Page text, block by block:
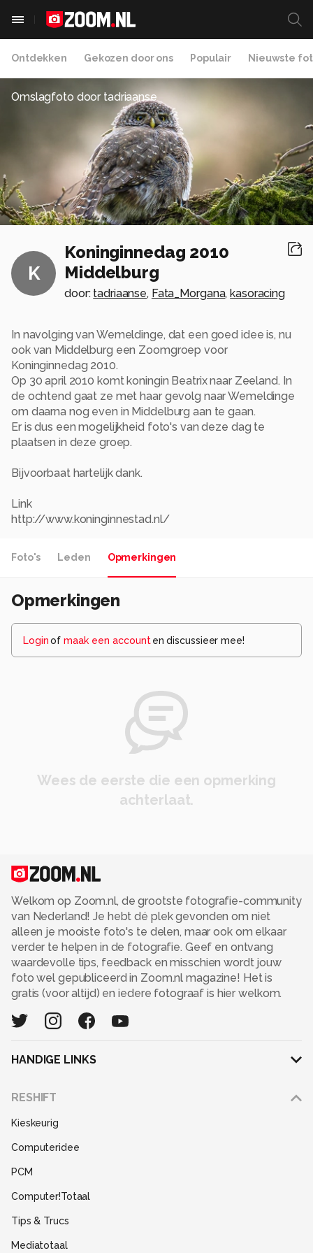
Ontdekken Gekozen door ons Populair Nieuwste
Omslagfoto door tadriaanse
K
Koninginnedag 2010
Middelburg
door: tadriaanse, Fata_Morgana,kasoracing
In navolging van Wemeldinge, dat een goed idee is, nu
ook van Middelburg een Zoomgroep voor
Koninginnedag 2010.
Op 30 april 2010 komt koningin Beatrix naar Zeeland. In
de ochtend gaat ze met haar gevolg naar Wemeldinge
om daarna nog even in Middelburg aan te gaan.
Er is dus een mogelijkheid foto's van deze dag te
plaatsen in deze groep.
Bijvoorbaat hartelijk dank.
Link
http://www.koninginnestad.nl/
Foto's Leden Opmerkingen
Opmerkingen
Loginof maak een account en discussieer mee!
Wees de eerste die een opmerking
achterlaat.
Welkom op Zoom.nl, de grootste fotografie-community
van Nederland! Je hebt dé plek gevonden om niet
alleen je mooiste foto's te delen, maar ook om elkaar
verder te helpen in de fotografie. Geef en ontvang
waardevolle tips, feedback en misschien wordt jouw
foto wel gepubliceerd in Zoom.nl magazine! Het is
gratis (voor altijd) en iedere fotograaf is hier welkom.
HANDIGE LINKS
RESHIFT
Kieskeurig
Computeridee
PCM
Computer!Totaal
Tips & Trucs
Mediatotaal